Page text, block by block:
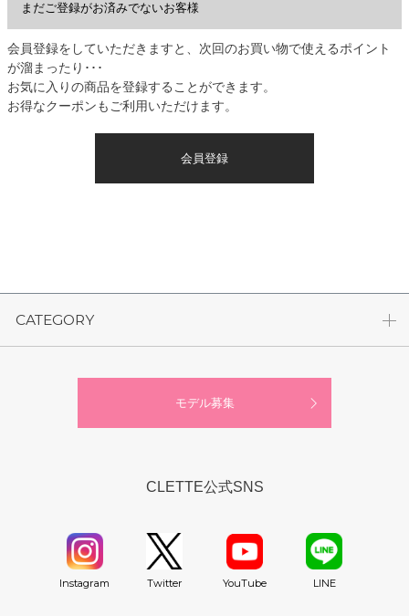
まだご登録がお済みでないお客様
会員登録をしていただきますと、次回のお買い物で使えるポイント
が溜まったり･･･
お気に入りの商品を登録することができます。
お得なクーポンもご利用いただけます。
会員登録
CATEGORY
モデル募集
CLETTE公式SNS
Instagram Twitter YouTube LINE